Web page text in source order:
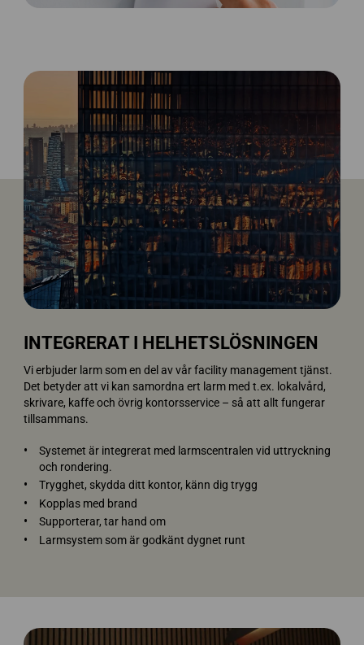
INTEGRERAT I HELHETSLÖSNINGEN
Vi erbjuder larm som en del av vår facility management tjänst.
Det betyder att vi kan samordna ert larm med t.ex. lokalvård,
skrivare, kaffe och övrig kontorsservice – så att allt fungerar
tillsammans.
Systemet är integrerat med larmscentralen vid uttryckning
och rondering.
Trygghet, skydda ditt kontor, känn dig trygg
Kopplas med brand
Supporterar, tar hand om
Larmsystem som är godkänt dygnet runt